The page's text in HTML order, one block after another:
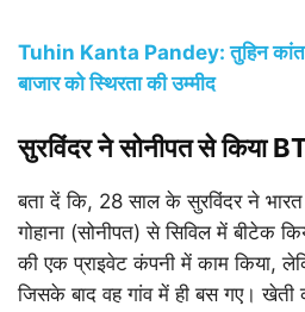
Tuhin Kanta Pandey: तुहिन
बाजार को स्थिरता की उम्मीद
सुरविंदर ने सोनीपत से किया
बता दें कि, 28 साल के सुरविंदर ने
गोहाना (सोनीपत) से सिविल में बीटेक
की एक प्राइवेट कंपनी में काम किया,
जिसके बाद वह गांव में ही बस गए। खेती